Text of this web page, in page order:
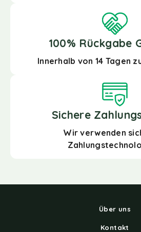
100% Rückgabe
Innerhalb von 14 Tagen
Sichere
Wir verwenden
Über uns
Kontakt